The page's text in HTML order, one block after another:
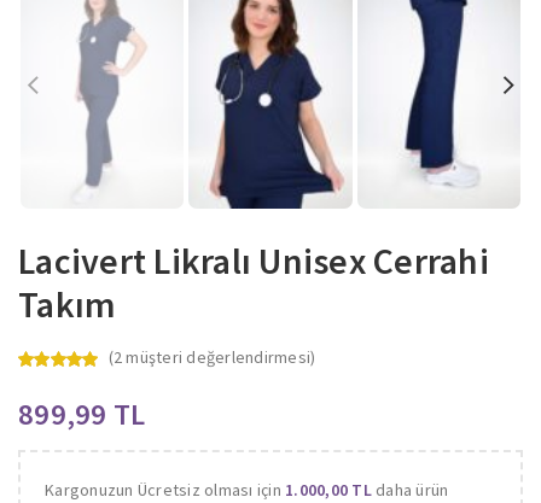
Lacivert Likralı Unisex Cerrahi
Takım
(2müşteri değerlendirmesi)
TL
Kargonuzun Ücretsiz olması için 1.000,00 TLdaha ürün